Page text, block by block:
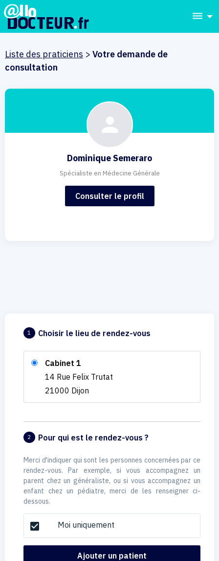
dehaze
Liste des praticiens > Votre demande de
consultation
Dominique Semeraro
Spécialiste en Médecine Générale
Consulter le profil
1 Choisir le lieu de rendez-vous
Cabinet 1
14 Rue Felix Trutat
21000 Dijon
2 Pour qui est le rendez-vous ?
Merci d'indiquer qui sont les personnes concernées par ce
rendez-vous. Par exemple, si vous accompagnez un
parent chez un généraliste, ou si vous accompagnez un
enfant chez un pédiatre, merci de les renseigner ci-
dessous.
check_box Moi uniquement
Ajouter un patient